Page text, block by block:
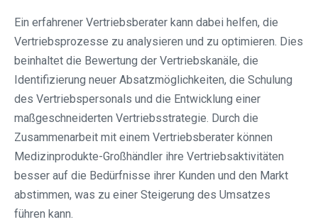
Ein erfahrener Vertriebsberater kann dabei helfen, die
Vertriebsprozesse zu analysieren und zu optimieren. Dies
beinhaltet die Bewertung der Vertriebskanäle, die
Identifizierung neuer Absatzmöglichkeiten, die Schulung
des Vertriebspersonals und die Entwicklung einer
maßgeschneiderten Vertriebsstrategie. Durch die
Zusammenarbeit mit einem Vertriebsberater können
Medizinprodukte-Großhändler ihre Vertriebsaktivitäten
besser auf die Bedürfnisse ihrer Kunden und den Markt
abstimmen, was zu einer Steigerung des Umsatzes
führen kann.